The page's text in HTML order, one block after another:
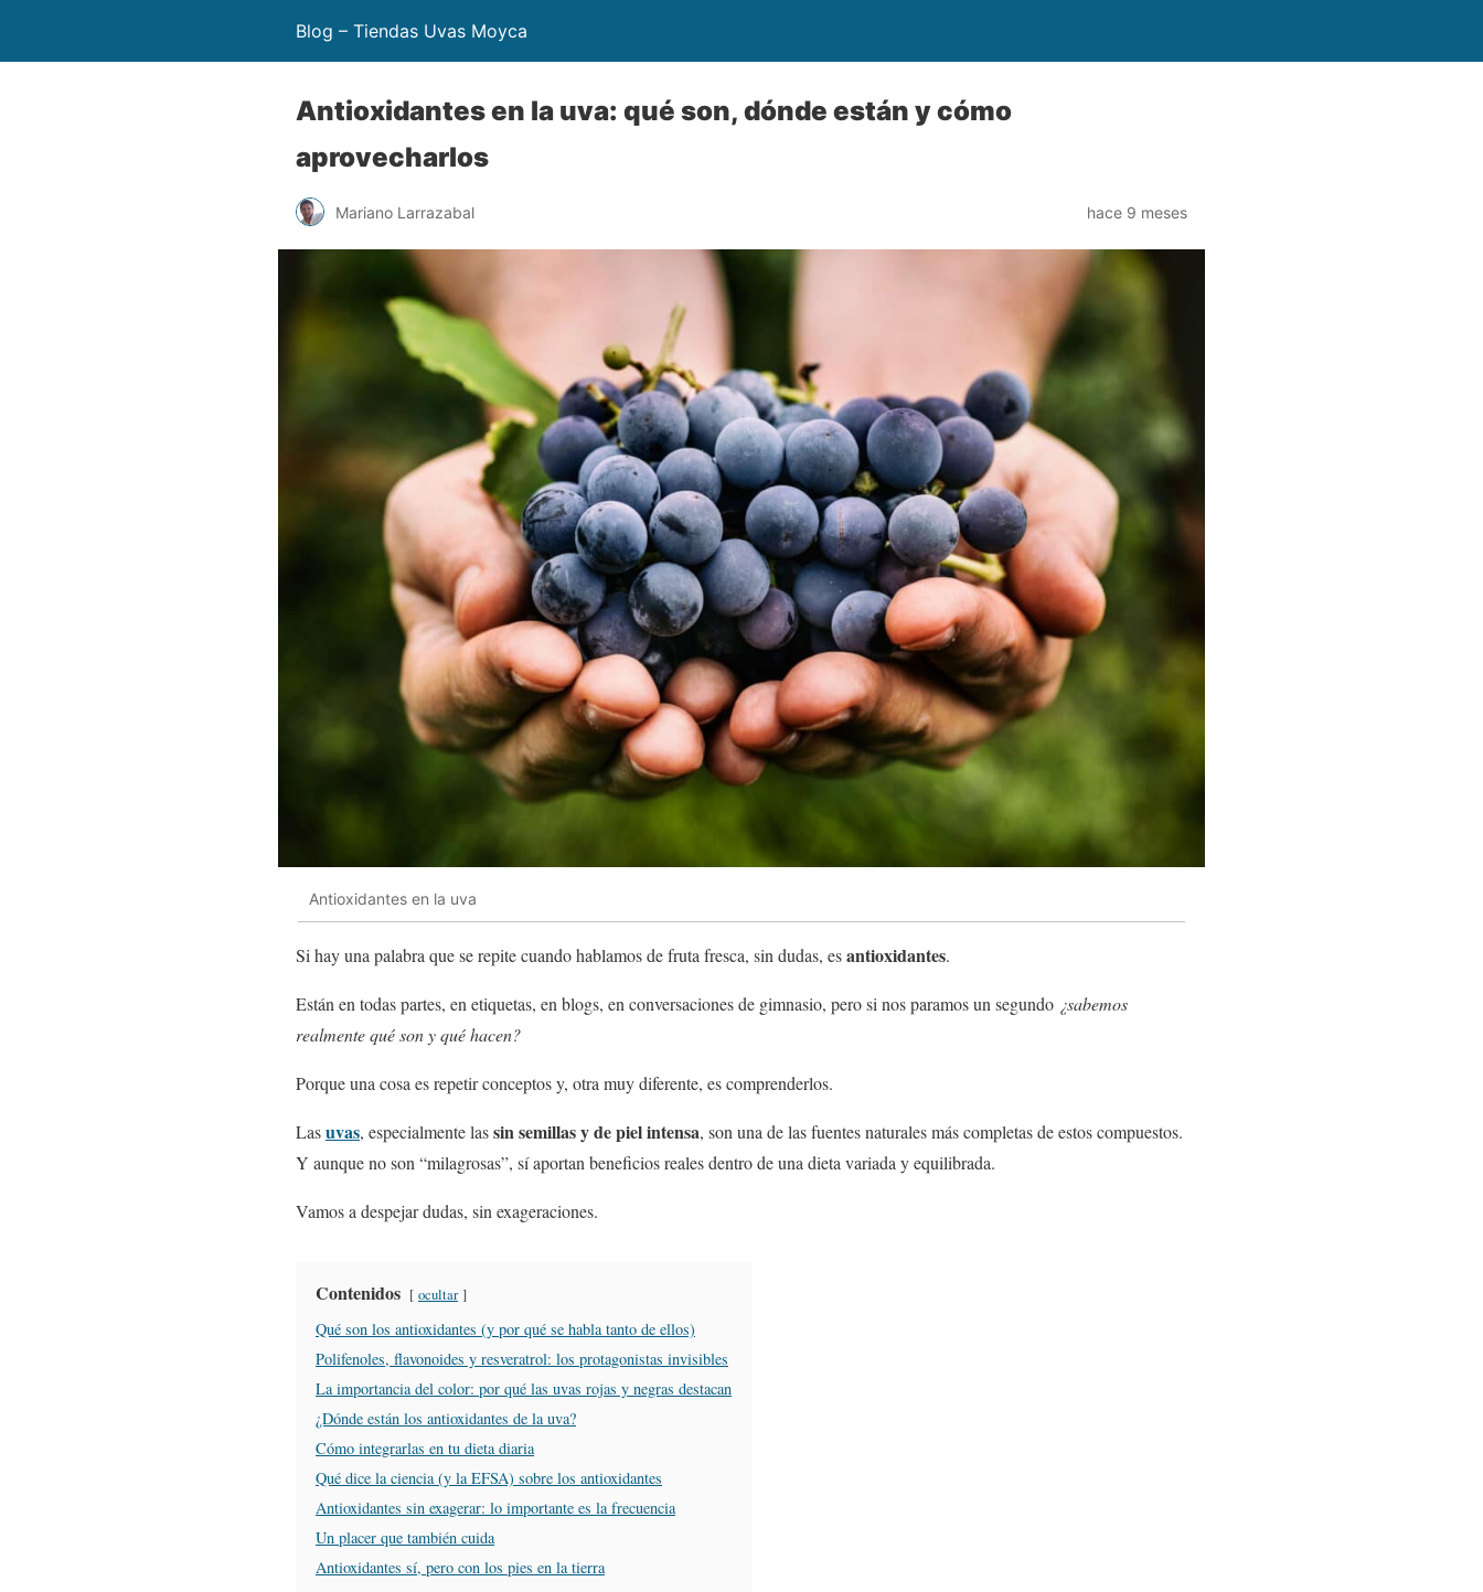
Blog – Tiendas Uvas Moyca
Antioxidantes en la uva: qué son, dónde están y cómo
aprovecharlos
Mariano Larrazabal hace 9 meses
Antioxidantes en la uva
Si hay una palabra que se repite cuando hablamos de fruta fresca, sin dudas, esantioxidantes.
Están en todas partes, en etiquetas, en blogs, en conversaciones de gimnasio, pero si nos paramos un segundo ¿sabemos
realmente qué son y qué hacen?
Porque una cosa es repetir conceptos y, otra muy diferente, es comprenderlos.
Lasuvas, especialmente lassin semillas y de piel intensa, son una de las fuentes naturales más completas de estos compuestos.
Y aunque no son “milagrosas”, sí aportan beneficios reales dentro de una dieta variada y equilibrada.
Vamos a despejar dudas, sin exageraciones.
Contenidos ocultar
Qué son los antioxidantes (y por qué se habla tanto de ellos)
Polifenoles, flavonoides y resveratrol: los protagonistas invisibles
La importancia del color: por qué las uvas rojas y negras destacan
¿Dónde están los antioxidantes de la uva?
Cómo integrarlas en tu dieta diaria
Qué dice la ciencia (y la EFSA) sobre los antioxidantes
Antioxidantes sin exagerar: lo importante es la frecuencia
Un placer que también cuida
Antioxidantes sí, pero con los pies en la tierra